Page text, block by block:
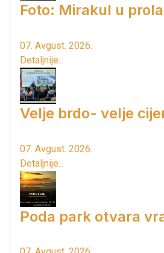
Foto: Mirakul u
07. Avgust. 2026.
Detaljnije...
Velje brdo- velje
07. Avgust. 2026.
Detaljnije...
Poda park otvara